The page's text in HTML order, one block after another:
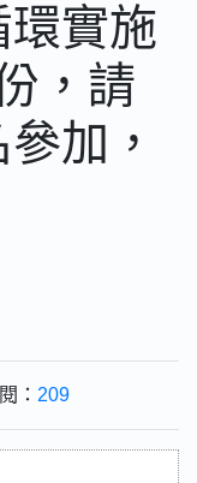
實施
，請
加，
： 209